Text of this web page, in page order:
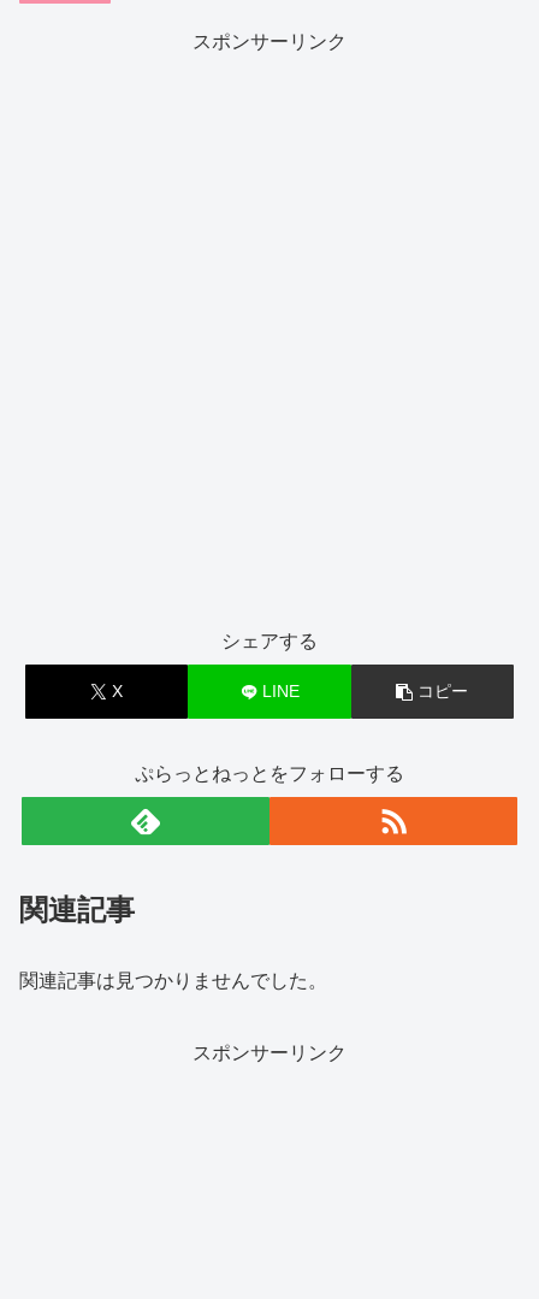
スポンサーリンク
シェアする
X LINE コピー
ぷらっとねっとをフォローする
関連記事
関連記事は見つかりませんでした。
スポンサーリンク